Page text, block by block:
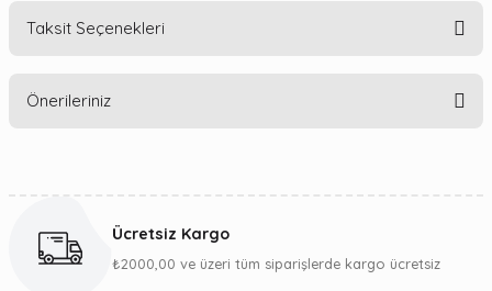
Taksit Seçenekleri
Önerileriniz
Görüş ve önerileriniz için teşekkür ederiz.
Ücretsiz Kargo
₺2000,00 ve üzeri tüm siparişlerde kargo ücretsiz